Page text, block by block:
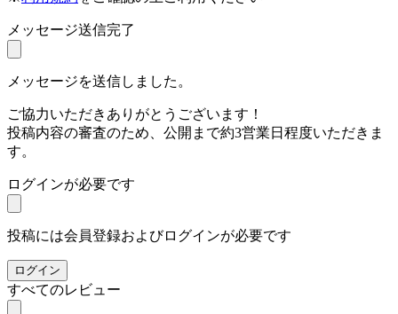
メッセージ送信完了
メッセージを送信しました。
ご協力いただきありがとうございます！
投稿内容の審査のため、公開まで約3営業日程度いただきま
す。
ログインが必要です
投稿には会員登録およびログインが必要です
ログイン
すべてのレビュー